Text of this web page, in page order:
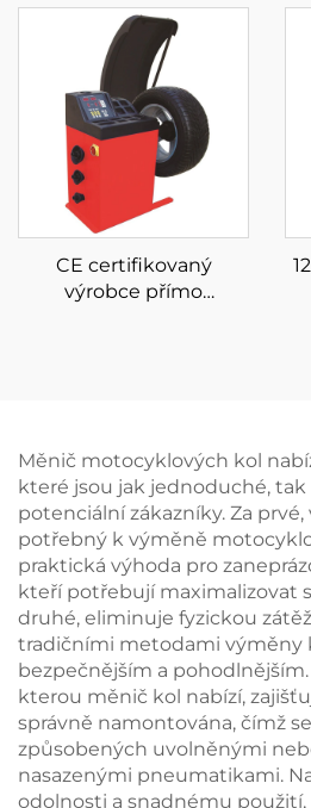
nízkoúrovňový zvedák
do auta
CE certifikovaný
výrobce přímo
Měnič motocyklových kol
které jsou jak jednoduché,
potenciální zákazníky. Za prvé,
potřebný k výměně
praktická výhoda pro
kteří potřebují maximalizovat
druhé, eliminuje fyzickou
tradičními metodami výměny
bezpečnějším a
kterou měnič kol nabízí,
správně namontována, čímž
způsobených uvolněnými
nasazenými pneumatikami.
odolnosti a snadnému použití,